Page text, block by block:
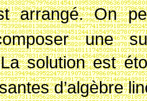
arrangé. On
une
solution est
d’algèbre